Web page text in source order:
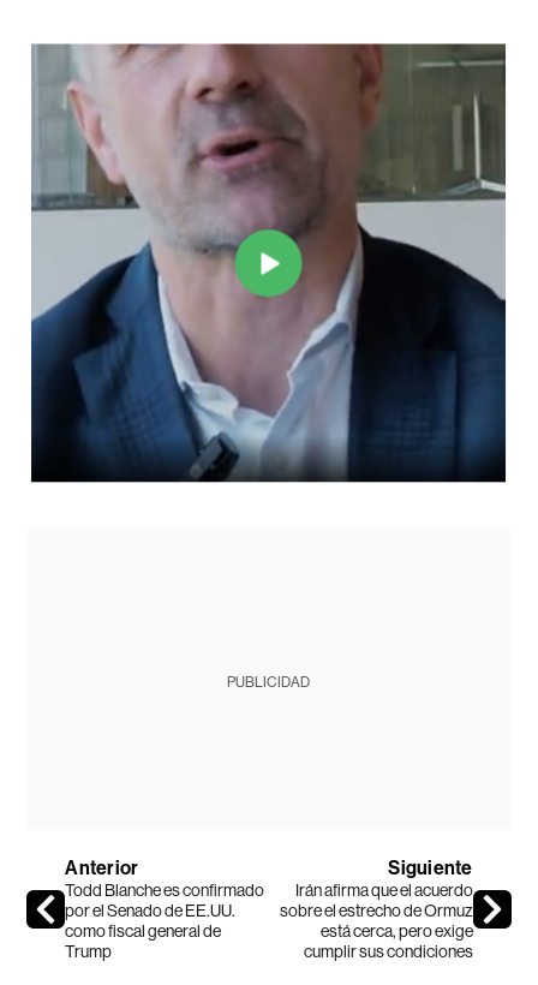
PUBLICIDAD
Anterior
Todd Blanche es confirmado
por el Senado de EE.UU.
como fiscal general de
Trump
Siguiente
Irán afirma que el acuerdo
sobre el estrecho de Ormuz
está cerca, pero exige
cumplir sus condiciones